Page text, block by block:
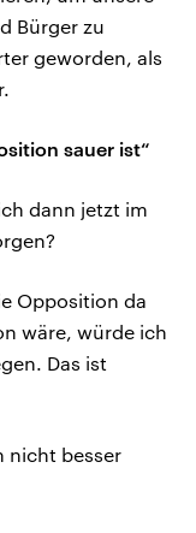
Bürger zu
geworden, als
sauer ist“
dann jetzt im
Opposition da
wäre, würde ich
Das ist
nicht besser